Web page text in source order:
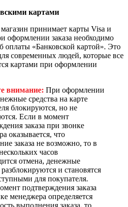
картами
принимает карты Visa и
оформлении заказа необходимо
оплаты «Банковской картой». Это
современных людей, которые все
картами при оформлении
внимание: При оформлении
средства на карте
блокируются, но не
Если в момент
заказа при звонке
оказывается, что
заказа не возможно, то в
часов
отмена, денежные
разблокируются и становятся
для покупателя.
подтверждения заказа
менеджера определяется
выполнения заказа, то